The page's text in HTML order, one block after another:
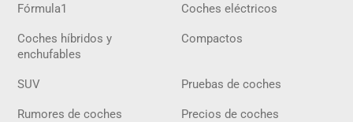
Fórmula1 Coches eléctricos
Coches híbridos y
enchufables
Compactos
SUV Pruebas de coches
Rumores de coches Precios de coches